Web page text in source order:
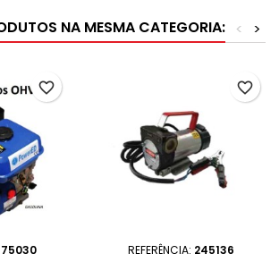
NA MESMA CATEGORIA: >
<
favorite_border
REFERÊNCIA: 245136
favorite_border